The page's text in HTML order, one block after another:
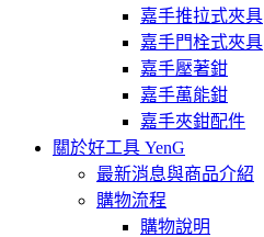
嘉手推拉式夾具
嘉手門栓式夾具
嘉手壓著鉗
嘉手萬能鉗
嘉手夾鉗配件
關於好工具 YenG
最新消息與商品介紹
購物流程
購物說明